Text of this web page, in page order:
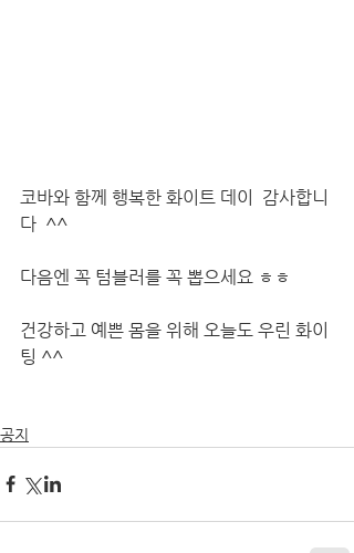
코바와 함께 행복한 화이트 데이  감사합니
다  ^^
다음엔 꼭 텀블러를 꼭 뽑으세요 ㅎㅎ
건강하고 예쁜 몸을 위해 오늘도 우린 화이
팅 ^^
공지